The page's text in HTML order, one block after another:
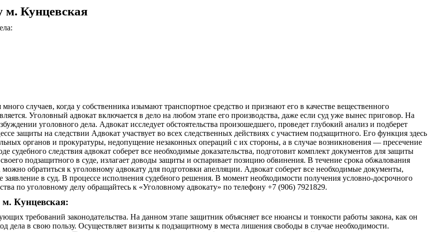
м. Кунцевская
случаев, когда у собственника изымают транспортное средство и признают его в качестве вещественного
Уголовный адвокат включается в дело на любом этапе его производства, даже если суд уже вынес приговор. На
уголовного дела. Адвокат исследует обстоятельства произошедшего, проведет глубокий анализ и подберет
защиты на следствии Адвокат участвует во всех следственных действиях с участием подзащитного. Его функция здесь
органов и прокуратуры, недопущение незаконных операций с их стороны, а в случае возникновения — пресечение
следствия адвокат соберет все необходимые доказательства, подготовит комплект документов для защиты
подзащитного в суде, излагает доводы защиты и оспаривает позицию обвинения. В течение срока обжалования
обратиться к уголовному адвокату для подготовки апелляции. Адвокат соберет все необходимые документы,
в суд. В процессе исполнения судебного решения. В момент необходимости получения условно-досрочного
по уголовному делу обращайтесь к «Уголовному адвокату» по телефону +7 (906) 7921829.
м. Кунцевская:
требований законодательства. На данном этапе защитник объясняет все нюансы и тонкости работы закона, как он
дела в свою пользу. Осуществляет визиты к подзащитному в места лишения свободы в случае необходимости.